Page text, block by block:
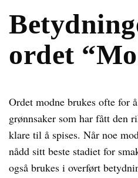
ordet
Ordet modne brukes ofte for
grønnsaker som har fått den
klare til å spises. Når noe
nådd sitt beste stadiet for
også brukes i overført